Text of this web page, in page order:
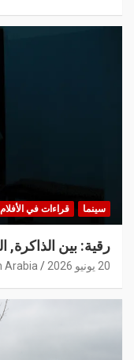
سينما قراءات في الأفلام
رقية: بين
20 يونيو 2026 Arabia